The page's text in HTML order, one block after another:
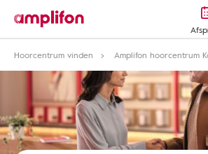
Hoorcentrum vinden
Amplifon hoorcentrum